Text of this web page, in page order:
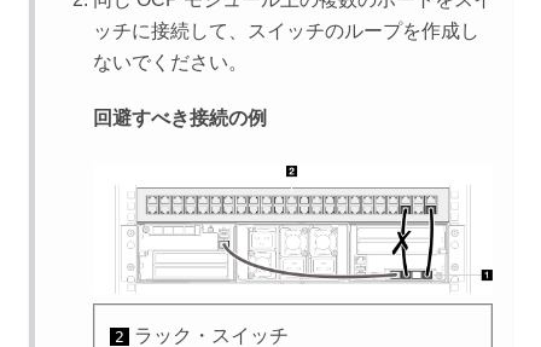
ッチに接続して、スイッチのループを作成し
ないでください。
回避すべき接続の例
2 ラック・スイッチ